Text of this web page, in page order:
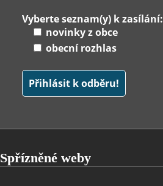
Vyberte seznam(y) k zasílání:
novinky z obce
obecní rozhlas
Spřízněné weby